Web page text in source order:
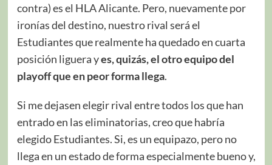
contra) es el HLA Alicante. Pero, nuevamente por
ironías del destino, nuestro rival será el
Estudiantes que realmente ha quedado en cuarta
posición liguera yes, quizás, el otro equipo del
playoff que en peor forma llega.
Si me dejasen elegir rival entre todos los que han
entrado en las eliminatorias, creo que habría
elegido Estudiantes. Si, es un equipazo, pero no
llega en un estado de forma especialmente bueno y,